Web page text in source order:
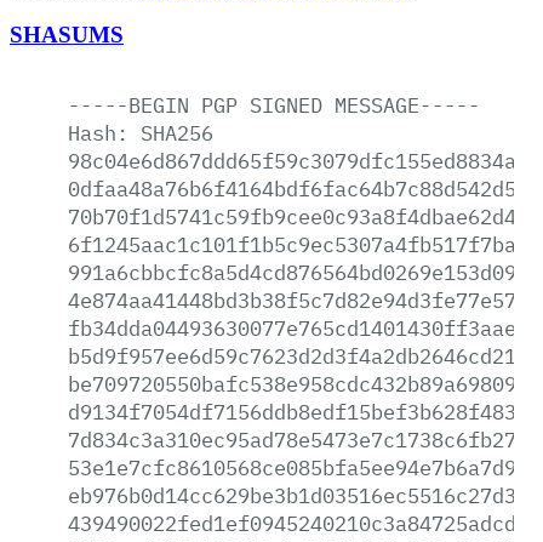
SHASUMS
-----BEGIN PGP SIGNED MESSAGE-----
Hash:
SHA256